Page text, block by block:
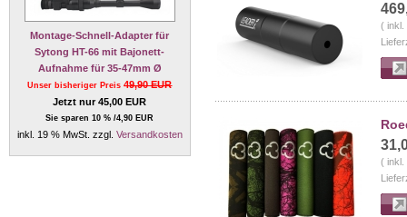
Montage-Schnell-Adapter für
Sytong HT-66 mit Bajonett-
Aufnahme für 35-47mm Ø
Unser bisheriger Preis49,90 EUR
Jetzt nur 45,00 EUR
Sie sparen 10 % /4,90 EUR
inkl. 19 % MwSt. zzgl. Versandkosten
( inkl.
( inkl.